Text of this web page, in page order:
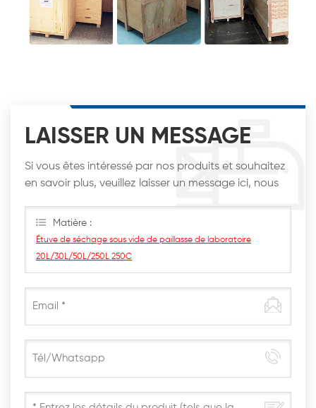
LAISSER UN MESSAGE
Si vous êtes intéressé par nos produits et souhaitez
en savoir plus, veuillez laisser un message ici, nous
Matière :
Étuve de séchage sous vide de paillasse de laboratoire
20L/30L/50L/250L 250C